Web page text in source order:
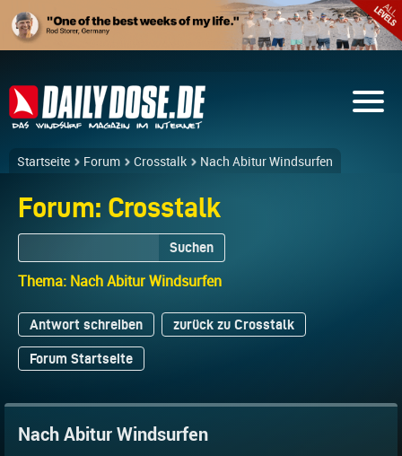
Startseite Forum Crosstalk Nach Abitur Windsurfen
Forum: Crosstalk
Suchen
Thema: Nach Abitur Windsurfen
Antwort schreiben zurück zu Crosstalk
Forum Startseite
Nach Abitur Windsurfen